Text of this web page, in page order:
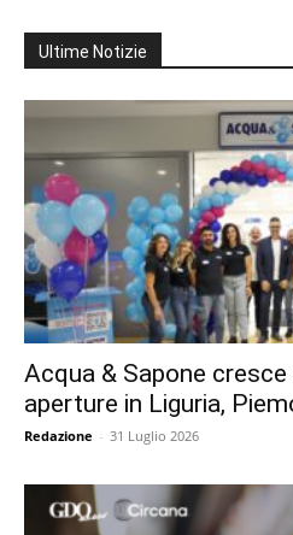
Ultime Notizie
Acqua & Sapone
aperture in Liguria,
Redazione - 31 Luglio 2026